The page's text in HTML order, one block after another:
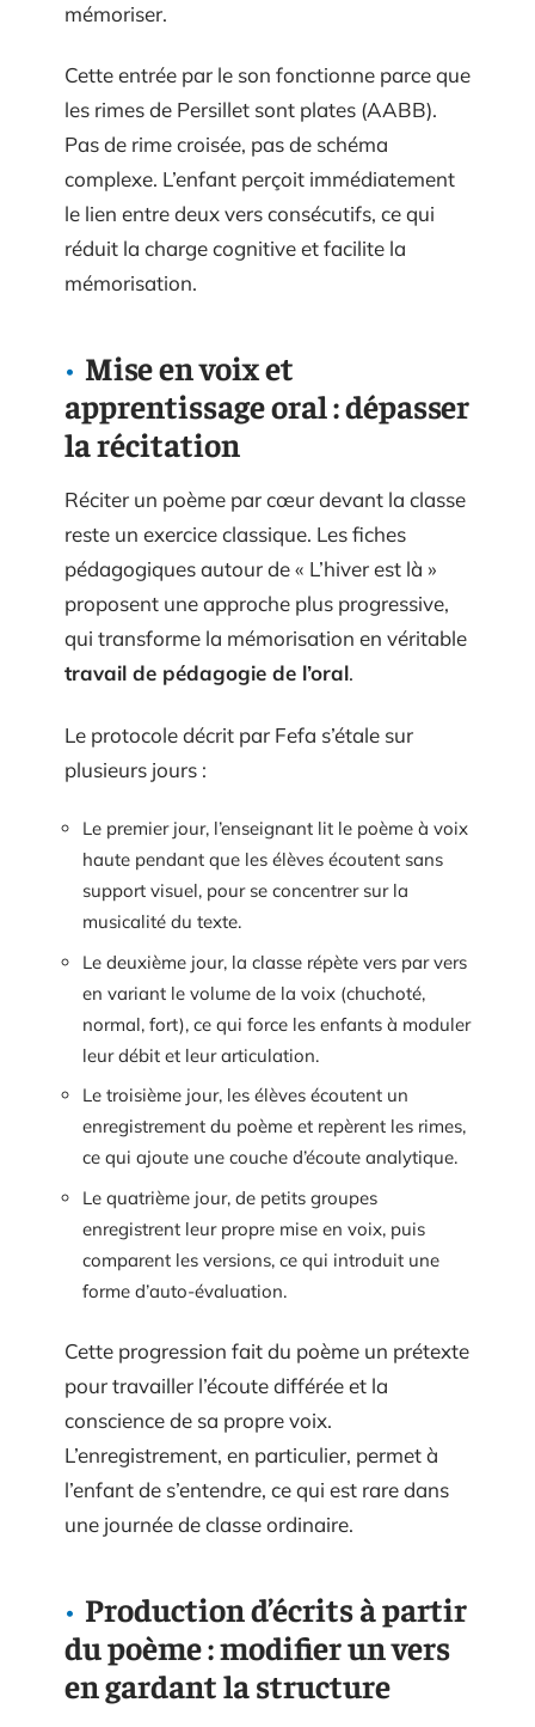
mémoriser.
Cette entrée par le son fonctionne parce que
les rimes de Persillet sont plates (AABB).
Pas de rime croisée, pas de schéma
complexe. L’enfant perçoit immédiatement
le lien entre deux vers consécutifs, ce qui
réduit la charge cognitive et facilite la
mémorisation.
Mise en voix et
apprentissage oral : dépasser
la récitation
Réciter un poème par cœur devant la classe
reste un exercice classique. Les fiches
pédagogiques autour de « L’hiver est là »
proposent une approche plus progressive,
qui transforme la mémorisation en véritable
travail de pédagogie de l’oral.
Le protocole décrit par Fefa s’étale sur
plusieurs jours :
Le premier jour, l’enseignant lit le poème à voix
haute pendant que les élèves écoutent sans
support visuel, pour se concentrer sur la
musicalité du texte.
Le deuxième jour, la classe répète vers par vers
en variant le volume de la voix (chuchoté,
normal, fort), ce qui force les enfants à moduler
leur débit et leur articulation.
Le troisième jour, les élèves écoutent un
enregistrement du poème et repèrent les rimes,
ce qui ajoute une couche d’écoute analytique.
Le quatrième jour, de petits groupes
enregistrent leur propre mise en voix, puis
comparent les versions, ce qui introduit une
forme d’auto-évaluation.
Cette progression fait du poème un prétexte
pour travailler l’écoute différée et la
conscience de sa propre voix.
L’enregistrement, en particulier, permet à
l’enfant de s’entendre, ce qui est rare dans
une journée de classe ordinaire.
Production d’écrits à partir
du poème : modifier un vers
en gardant la structure